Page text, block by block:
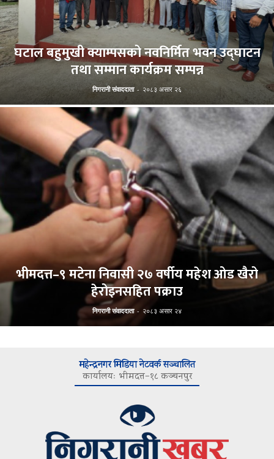
घटाल बहुमुखी क्याम्पसको नवनिर्मित भवन उद्घाटन
तथा सम्मान कार्यक्रम सम्पन्न
निगरानी संवाददाता - २०८३ असार २६
भीमदत्त–९ मटेना निवासी २७ वर्षीय महेश ओड खैरो
हेरोइनसहित पक्राउ
निगरानी संवाददाता - २०८३ असार २४
महेन्द्रनगर मिडिया नेटवर्क सञ्चालित
कार्यालयः भीमदत्त–१८ कञ्चनपुर